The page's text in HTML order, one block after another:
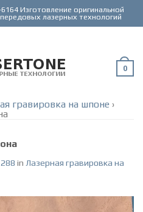
Изготовление оригинальной
0
гравировка на шпоне ›
in Лазерная гравировка на